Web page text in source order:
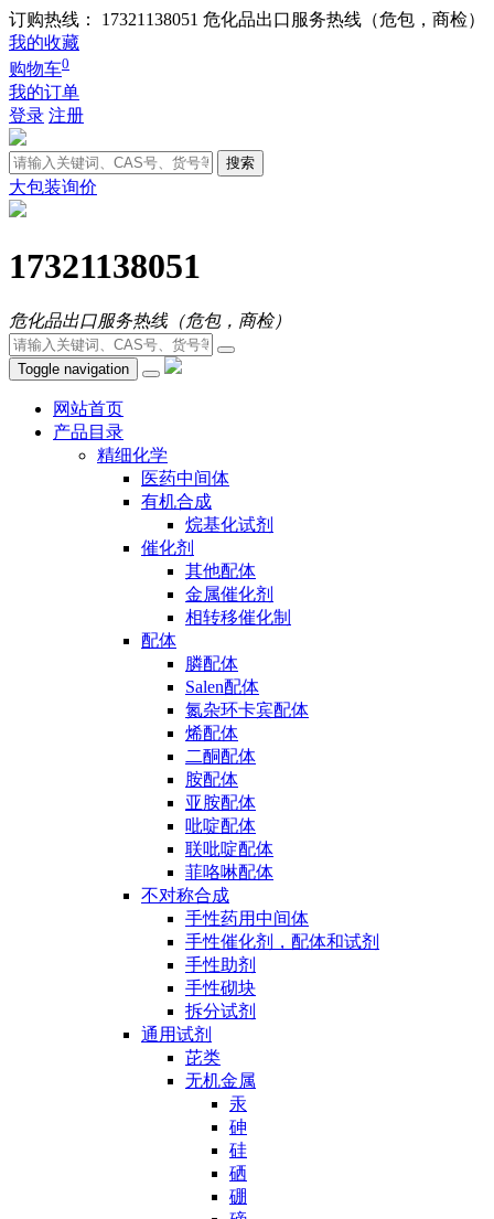
订购热线： 17321138051 危化品出口服务热线（危包，商检）
我的收藏
购物车0
我的订单
登录 注册
搜索
大包装询价
17321138051
危化品出口服务热线（危包，商检）
Toggle navigation
网站首页
产品目录
精细化学
医药中间体
有机合成
烷基化试剂
催化剂
其他配体
金属催化剂
相转移催化制
配体
膦配体
Salen配体
氮杂环卡宾配体
烯配体
二酮配体
胺配体
亚胺配体
吡啶配体
联吡啶配体
菲咯啉配体
不对称合成
手性药用中间体
手性催化剂，配体和试剂
手性助剂
手性砌块
拆分试剂
通用试剂
芘类
无机金属
汞
砷
硅
硒
硼